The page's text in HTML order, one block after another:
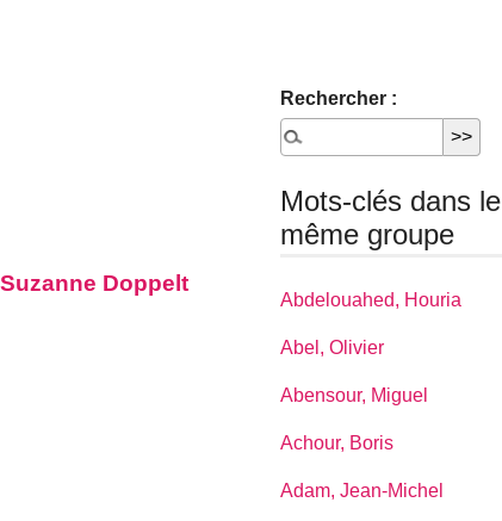
Doppelt
Rechercher :
Mots-clés dans le
même groupe
Abdelouahed, Houria
Abel, Olivier
Abensour, Miguel
Achour, Boris
Adam, Jean-Michel